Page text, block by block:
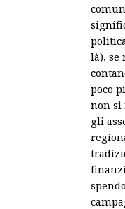
là), se
poco
non si
gli